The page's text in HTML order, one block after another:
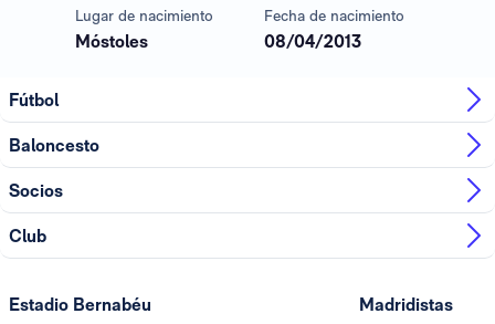
Lugar de nacimiento
Móstoles
Fecha de nacimiento
08/04/2013
Fútbol
Baloncesto
Socios
Club
Estadio Bernabéu Madridistas